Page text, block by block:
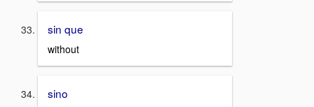
sin que
without
sino